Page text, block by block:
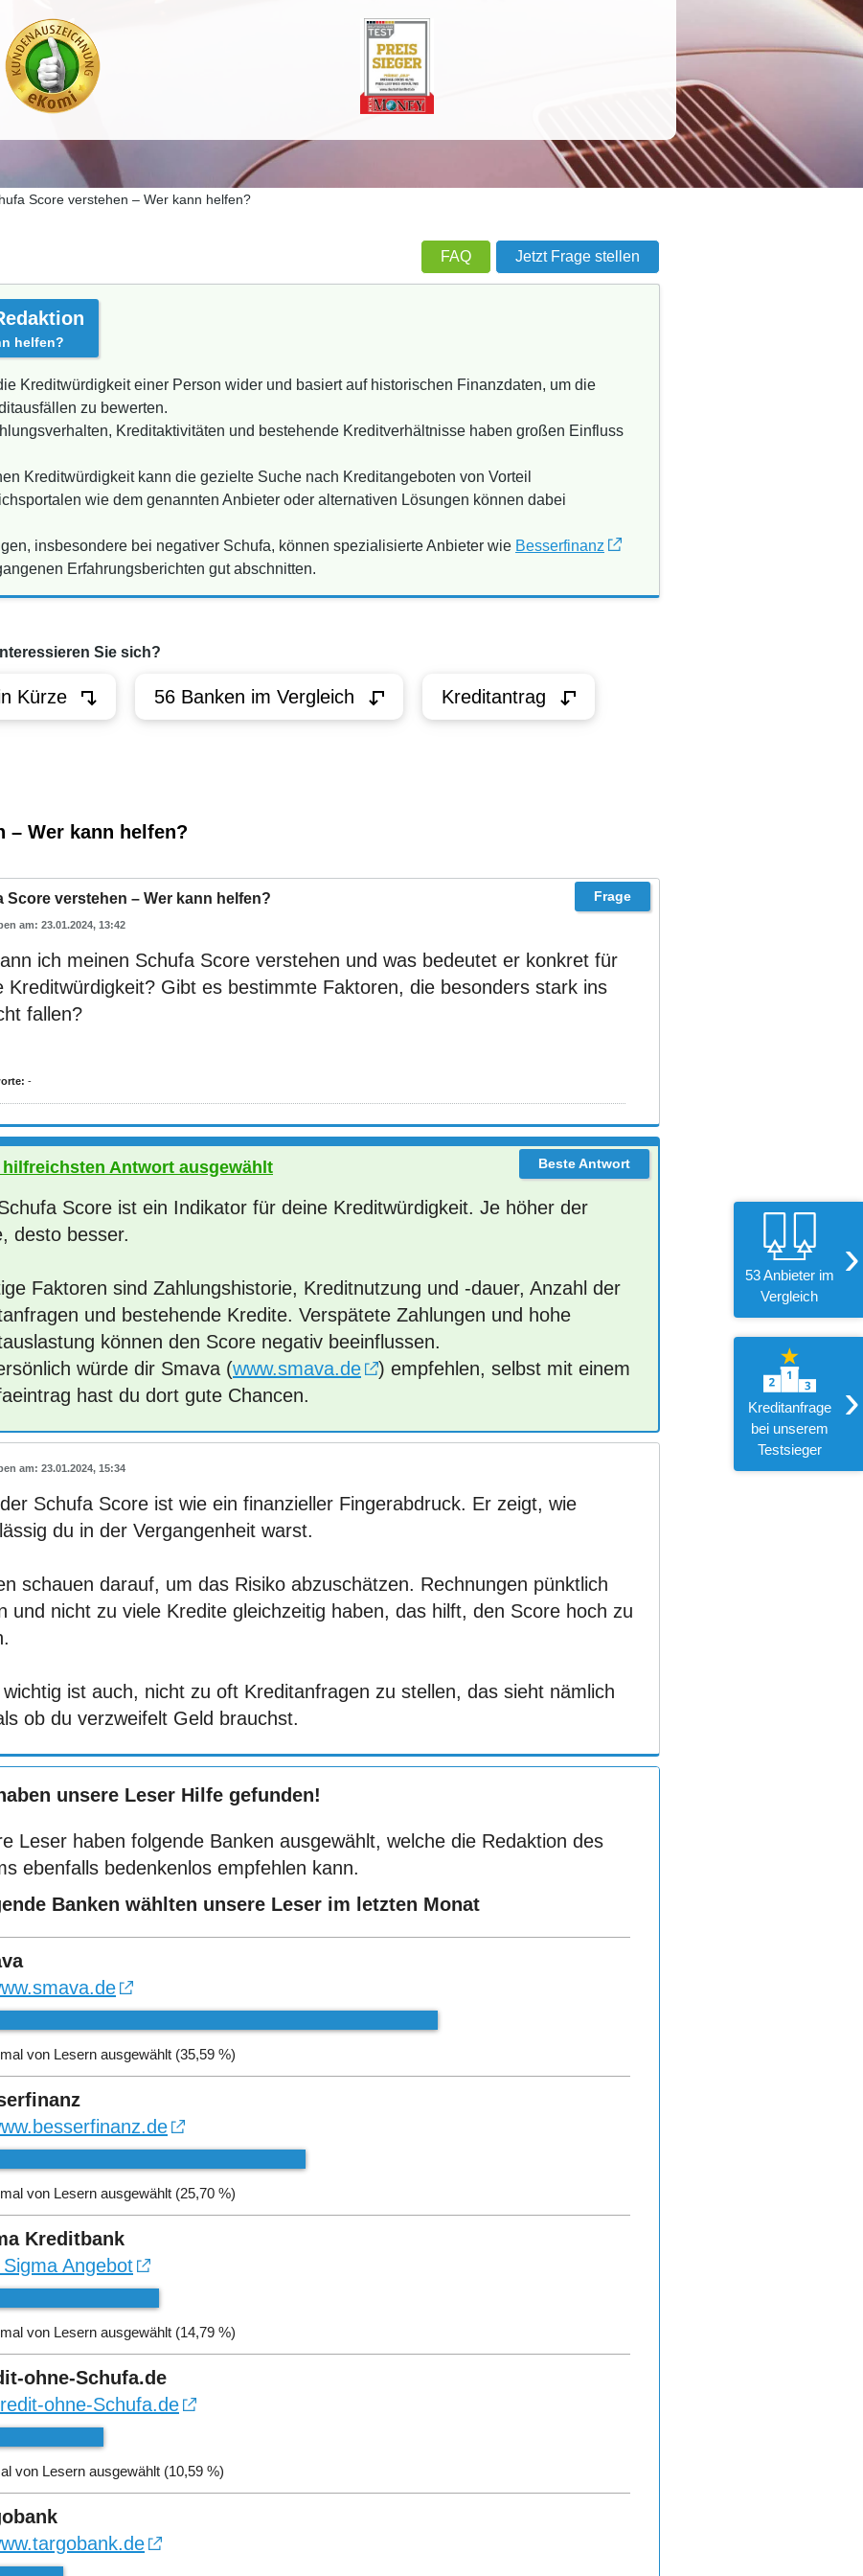
53 Anbieter im
Vergleich
›
Kreditanfrage
bei unserem
Testsieger
›
Score verstehen – Wer kann helfen?
FAQ Jetzt Frage stellen
helfen?
Kreditwürdigkeit einer Person wider und basiert auf historischen Finanzdaten, um die
zu bewerten.
Kreditaktivitäten und bestehende Kreditverhältnisse haben großen Einfluss
Kreditwürdigkeit kann die gezielte Suche nach Kreditangeboten von Vorteil
wie dem genannten Anbieter oder alternativen Lösungen können dabei
insbesondere bei negativer Schufa, können spezialisierte Anbieter wie Besserfinanz
Erfahrungsberichten gut abschnitten.
Sie sich?
Kürze 56 Banken im Vergleich Kreditantrag
– Wer kann helfen?
Score verstehen – Wer kann helfen?
23.01.2024, 13:42
ich meinen Schufa Score verstehen und was bedeutet er konkret für
Kreditwürdigkeit? Gibt es bestimmte Faktoren, die besonders stark ins
fallen?
-
Antwort ausgewählt
Score ist ein Indikator für deine Kreditwürdigkeit. Je höher der
desto besser.
Faktoren sind Zahlungshistorie, Kreditnutzung und -dauer, Anzahl der
und bestehende Kredite. Verspätete Zahlungen und hohe
können den Score negativ beeinflussen.
würde dir Smava (www.smava.de
) empfehlen, selbst mit einem
hast du dort gute Chancen.
23.01.2024, 15:34
Schufa Score ist wie ein finanzieller Fingerabdruck. Er zeigt, wie
du in der Vergangenheit warst.
schauen darauf, um das Risiko abzuschätzen. Rechnungen pünktlich
und nicht zu viele Kredite gleichzeitig haben, das hilft, den Score hoch zu
ist auch, nicht zu oft Kreditanfragen zu stellen, das sieht nämlich
ob du verzweifelt Geld brauchst.
unsere Leser Hilfe gefunden!
Leser haben folgende Banken ausgewählt, welche die Redaktion des
ebenfalls bedenkenlos empfehlen kann.
Banken wählten unsere Leser im letzten Monat
von Lesern ausgewählt (35,59 %)
von Lesern ausgewählt (25,70 %)
Kreditbank
Angebot
von Lesern ausgewählt (14,79 %)
ohne-Schufa.de
ohne-Schufa.de
von Lesern ausgewählt (10,59 %)